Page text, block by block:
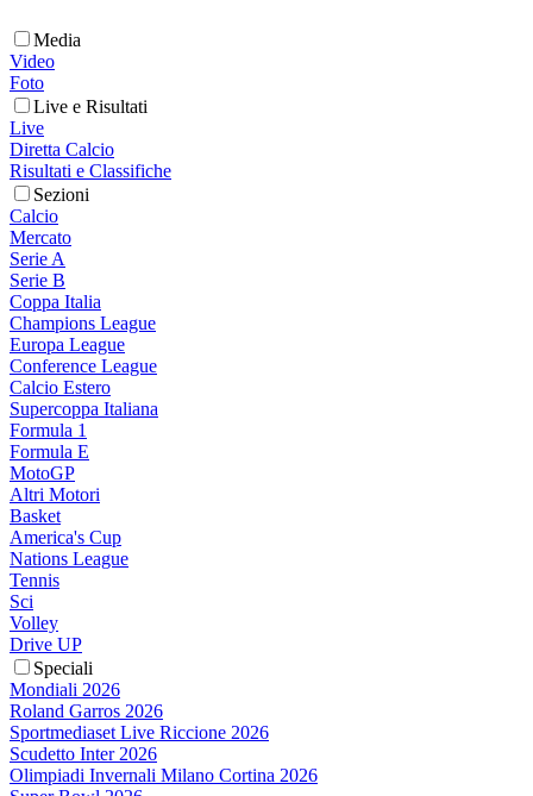
Media
Video
Foto
Live e Risultati
Live
Diretta Calcio
Risultati e Classifiche
Sezioni
Calcio
Mercato
Serie A
Serie B
Coppa Italia
Champions League
Europa League
Conference League
Calcio Estero
Supercoppa Italiana
Formula 1
Formula E
MotoGP
Altri Motori
Basket
America's Cup
Nations League
Tennis
Sci
Volley
Drive UP
Speciali
Mondiali 2026
Roland Garros 2026
Sportmediaset Live Riccione 2026
Scudetto Inter 2026
Olimpiadi Invernali Milano Cortina 2026